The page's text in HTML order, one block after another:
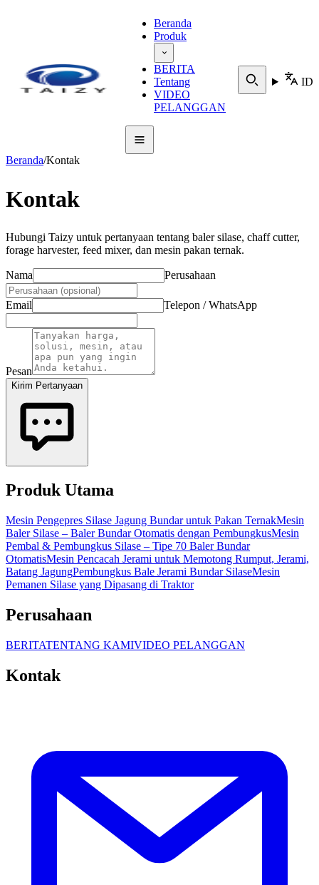
Beranda
Produk
BERITA
Tentang
VIDEO
PELANGGAN
ID
Beranda/Kontak
Kontak
Hubungi Taizy untuk pertanyaan tentang baler silase, chaff cutter,
forage harvester, feed mixer, dan mesin pakan ternak.
Nama Perusahaan
Email Telepon / WhatsApp
Pesan
Kirim Pertanyaan
Produk Utama
Mesin Pengepres Silase Jagung Bundar untuk Pakan TernakMesin
Baler Silase – Baler Bundar Otomatis dengan PembungkusMesin
Pembal & Pembungkus Silase – Tipe 70 Baler Bundar
OtomatisMesin Pencacah Jerami untuk Memotong Rumput, Jerami,
Batang JagungPembungkus Bale Jerami Bundar SilaseMesin
Pemanen Silase yang Dipasang di Traktor
Perusahaan
BERITATENTANG KAMIVIDEO PELANGGAN
Kontak